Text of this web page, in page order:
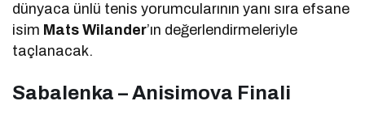
dünyaca ünlü tenis yorumcularının yanı sıra efsane
isim Mats Wilander’ın değerlendirmeleriyle
taçlanacak.
Sabalenka – Anisimova Finali